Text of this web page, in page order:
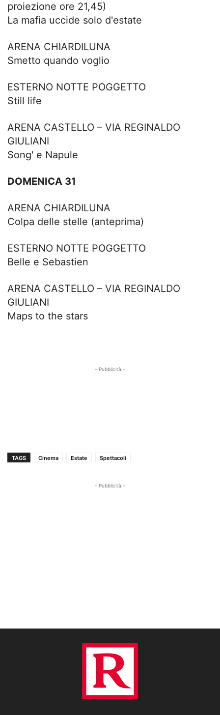
proiezione ore 21,45)
La mafia uccide solo d'estate
ARENA CHIARDILUNA
Smetto quando voglio
ESTERNO NOTTE POGGETTO
Still life
ARENA CASTELLO – VIA REGINALDO
GIULIANI
Song' e Napule
DOMENICA 31
ARENA CHIARDILUNA
Colpa delle stelle (anteprima)
ESTERNO NOTTE POGGETTO
Belle e Sebastien
ARENA CASTELLO – VIA REGINALDO
GIULIANI
Maps to the stars
- Pubblicità -
TAGS Cinema Estate Spettacoli
- Pubblicità -